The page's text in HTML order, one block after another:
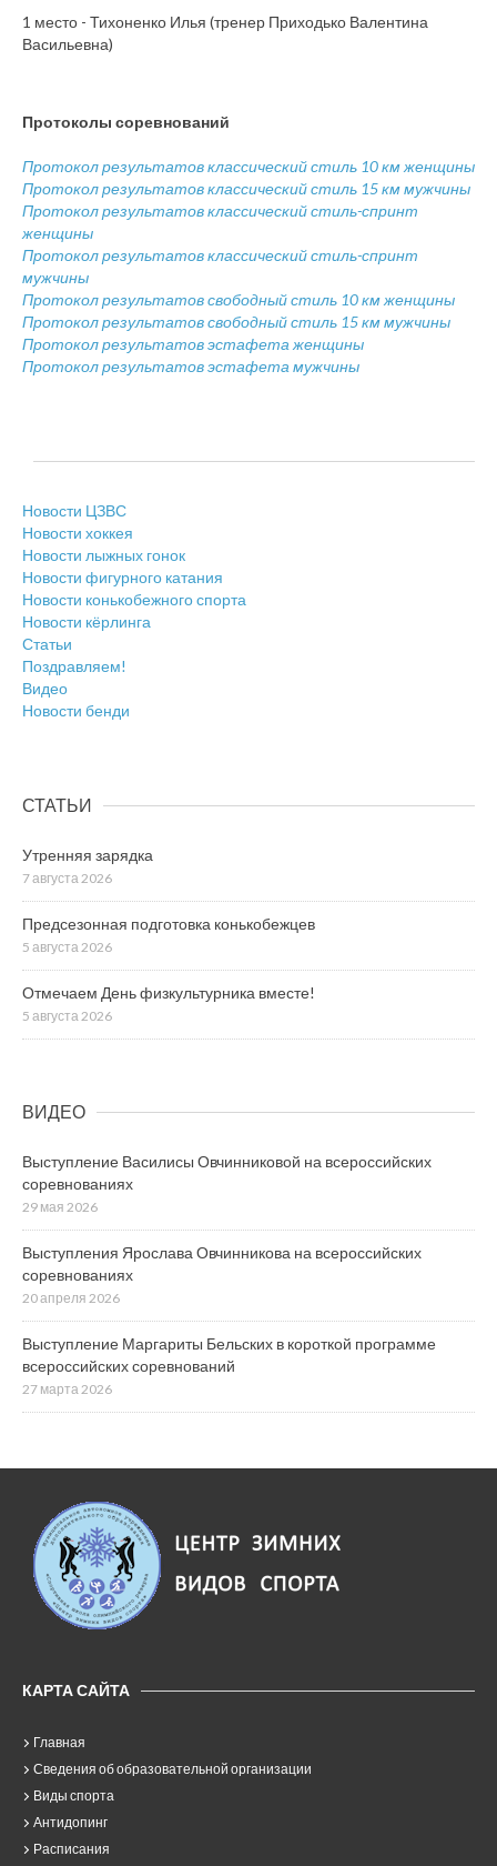
1 место - Тихоненко Илья (тренер Приходько Валентина
Васильевна)
Протоколы соревнований
Протокол результатов классический стиль 10 км женщины
Протокол результатов классический стиль 15 км мужчины
Протокол результатов классический стиль-спринт
женщины
Протокол результатов классический стиль-спринт
мужчины
Протокол результатов свободный стиль 10 км женщины
Протокол результатов свободный стиль 15 км мужчины
Протокол результатов эстафета женщины
Протокол результатов эстафета мужчины
Новости ЦЗВС
Новости хоккея
Новости лыжных гонок
Новости фигурного катания
Новости конькобежного спорта
Новости кёрлинга
Статьи
Поздравляем!
Видео
Новости бенди
СТАТЬИ
Утренняя зарядка
7 августа 2026
Предсезонная подготовка конькобежцев
5 августа 2026
Отмечаем День физкультурника вместе!
5 августа 2026
ВИДЕО
Выступление Василисы Овчинниковой на всероссийских
соревнованиях
29 мая 2026
Выступления Ярослава Овчинникова на всероссийских
соревнованиях
20 апреля 2026
Выступление Маргариты Бельских в короткой программе
всероссийских соревнований
27 марта 2026
КАРТА САЙТА
Главная
Сведения об образовательной организации
Виды спорта
Антидопинг
Расписания